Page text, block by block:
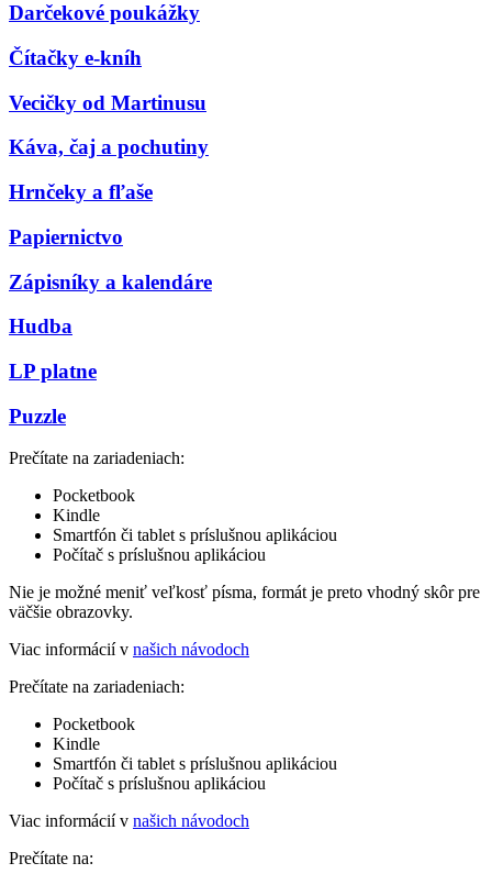
Darčekové poukážky
Čítačky e-kníh
Vecičky od Martinusu
Káva, čaj a pochutiny
Hrnčeky a fľaše
Papiernictvo
Zápisníky a kalendáre
Hudba
LP platne
Puzzle
Prečítate na zariadeniach:
Pocketbook
Kindle
Smartfón či tablet s príslušnou aplikáciou
Počítač s príslušnou aplikáciou
Nie je možné meniť veľkosť písma, formát je preto vhodný skôr pre
väčšie obrazovky.
Viac informácií v našich návodoch
Prečítate na zariadeniach:
Pocketbook
Kindle
Smartfón či tablet s príslušnou aplikáciou
Počítač s príslušnou aplikáciou
Viac informácií v našich návodoch
Prečítate na: